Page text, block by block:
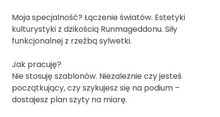
Moja specjalność? Łączenie światów. Estetyki
kulturystyki z dzikością Runmageddonu. Siły
funkcjonalnej z rzeźbą sylwetki.
Jak pracuję?
Nie stosuję szablonów. Niezależnie czy jesteś
początkujący, czy szykujesz się na podium –
dostajesz plan szyty na miarę.